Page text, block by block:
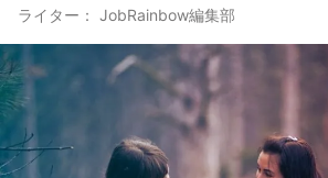
ライター： JobRainbow編集部